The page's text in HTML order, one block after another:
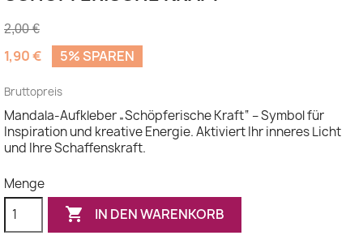
2,00 €
1,90 € 5% SPAREN
Bruttopreis
Mandala-Aufkleber „Schöpferische Kraft“ – Symbol für
Inspiration und kreative Energie. Aktiviert Ihr inneres Licht
und Ihre Schaffenskraft.
Menge
 IN DEN WARENKORB